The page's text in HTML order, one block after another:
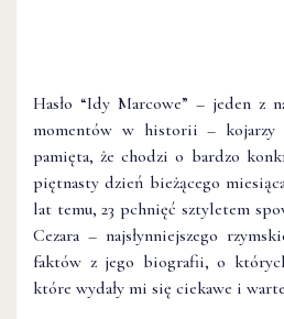
Hasło “Idy Marcowe” – jeden z
momentów w historii – kojarzy
pamięta, że chodzi o bardzo
piętnasty dzień bieżącego
lat temu, 23 pchnięć sztyletem
Cezara – najsłynniejszego
faktów z jego biografii, o
które wydały mi się ciekawe i